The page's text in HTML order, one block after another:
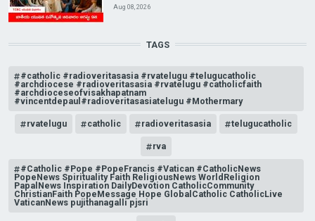
Aug 08, 2026
TAGS
#catholic #radioveritasasia #rvatelugu #telugucatholic
#archdiocese #radioveritasasia #rvatelugu #catholicfaith
#archdioceseofvisakhapatnam
#vincentdepaul#radioveritasasiatelugu #Mothermary
rvatelugu catholic radioveritasasia telugucatholic
rva
#Catholic #Pope #PopeFrancis #Vatican #CatholicNews
PopeNews Spirituality Faith ReligiousNews WorldReligion
PapalNews Inspiration DailyDevotion CatholicCommunity
ChristianFaith PopeMessage Hope GlobalCatholic CatholicLive
VaticanNews pujithanagalli pjsri